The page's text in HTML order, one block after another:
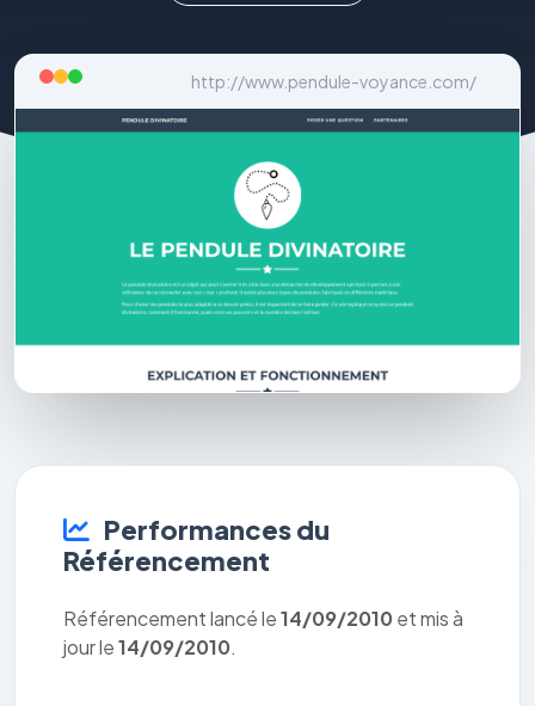
http://www.pendule-voyance.com/
Performances du
Référencement
Référencement lancé le14/09/2010 et mis à
jour le14/09/2010.